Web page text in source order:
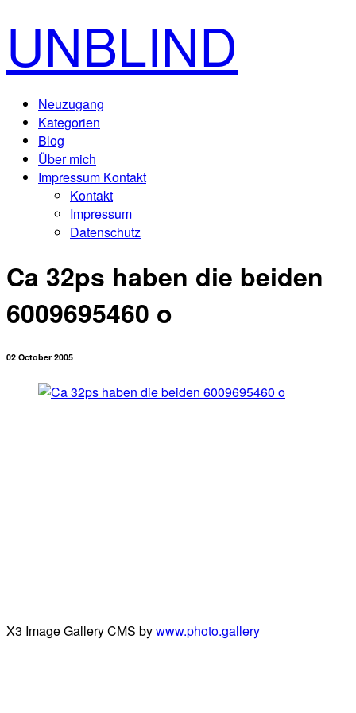
UNBLIND
Neuzugang
Kategorien
Blog
Über mich
Impressum Kontakt
Kontakt
Impressum
Datenschutz
Ca 32ps haben die beiden
6009695460 o
02 October 2005
X3 Image Gallery CMS bywww.photo.gallery